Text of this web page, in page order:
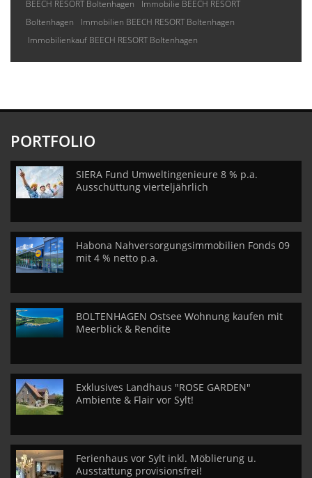
BEECH RESORT Boltenhagen
Immobilie BEECH RESORT
Boltenhagen
Immobilien BEECH RESORT Boltenhagen
Immobilienkauf BEECH RESORT Boltenhagen
PORTFOLIO
SIERA Fund Umweltingenieure 8 % p.a.
Ausschüttung vierteljährlich
Habona Nahversorgungsimmobilien Fonds 09
mit 4 % netto p.a.
BOLTENHAGEN Ostsee Wohnung kaufen mit
Meerblick & Rendite
Exklusives Landhaus "ROSE GARDEN"
Ambiente & Flair vor Sylt!
Ferienhaus vor Sylt inkl. Möblierung u.
Ausstattung provisionsfrei!